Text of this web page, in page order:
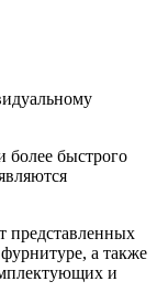
более быстрого
представленных
а также
и